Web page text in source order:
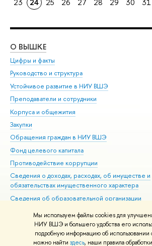
Мы используем файлы cookies для
НИУ ВШЭ и большего удобства его
подробную информацию об использовании
можно найти здесь, наши правила
23
24 25 26 27 28 29 30 31
О ВЫШКЕ
Цифры и факты
Руководство и структура
Устойчивое развитие в НИУ ВШЭ
Преподаватели и сотрудники
Корпуса и общежития
Закупки
Обращения граждан в НИУ ВШЭ
Фонд целевого капитала
Противодействие коррупции
Сведения о доходах, расходах, об имуществе и
обязательствах имущественного характера
Сведения об образовательной организации
Людям с ограниченными возможностями
Единая платежная страница
Работа в Вышке